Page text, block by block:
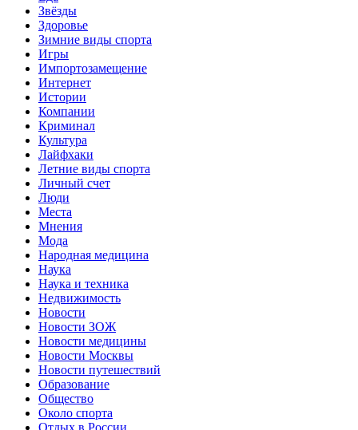
Звёзды
Здоровье
Зимние виды спорта
Игры
Импортозамещение
Интернет
Истории
Компании
Криминал
Культура
Лайфхаки
Летние виды спорта
Личный счет
Люди
Места
Мнения
Мода
Народная медицина
Наука
Наука и техника
Недвижимость
Новости
Новости ЗОЖ
Новости медицины
Новости Москвы
Новости путешествий
Образование
Общество
Около спорта